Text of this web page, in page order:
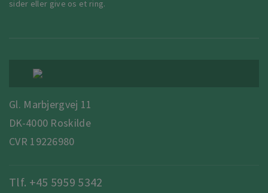
sider eller give os et ring.
Gl. Marbjergvej 11
DK-4000 Roskilde
CVR 19226980
Tlf. +45 5959 5342